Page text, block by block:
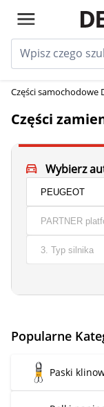
Części samochodowe
Części
Wybierz
Popularne
Paski